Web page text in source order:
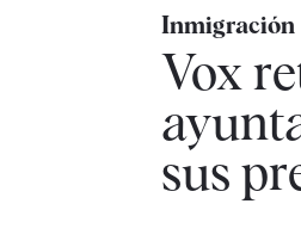
Inmigración
Vox
sus